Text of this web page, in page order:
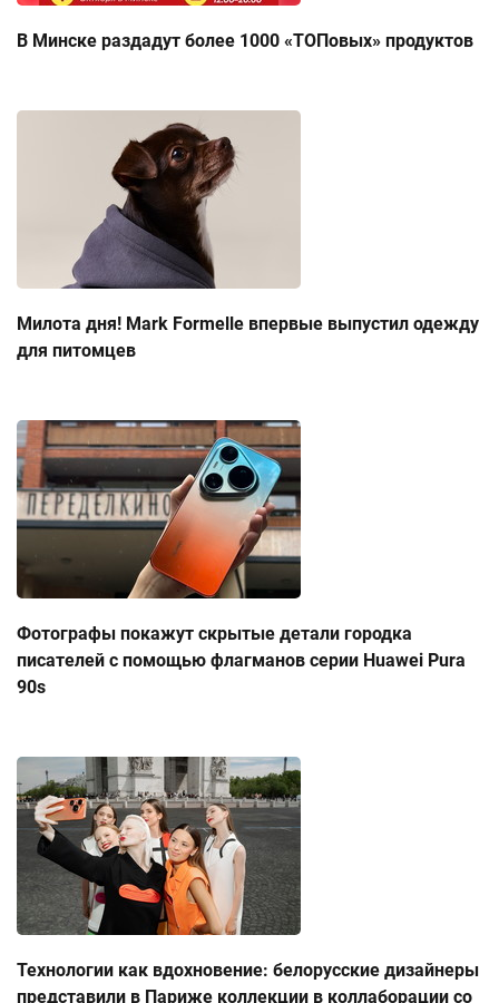
В Минске раздадут более 1000 «ТОПовых» продуктов
Милота дня! Mark Formelle впервые выпустил одежду
для питомцев
Фотографы покажут скрытые детали городка
писателей с помощью флагманов серии Huawei Pura
90s
Технологии как вдохновение: белорусские дизайнеры
представили в Париже коллекции в коллаборации со